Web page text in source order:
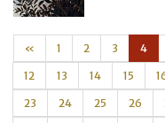
« 1 2 3 4
12 13 14 15
23 24 25 26